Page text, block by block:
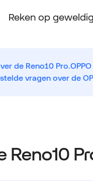
Reken op
de Reno10 Pro.
vragen over de
Reno10